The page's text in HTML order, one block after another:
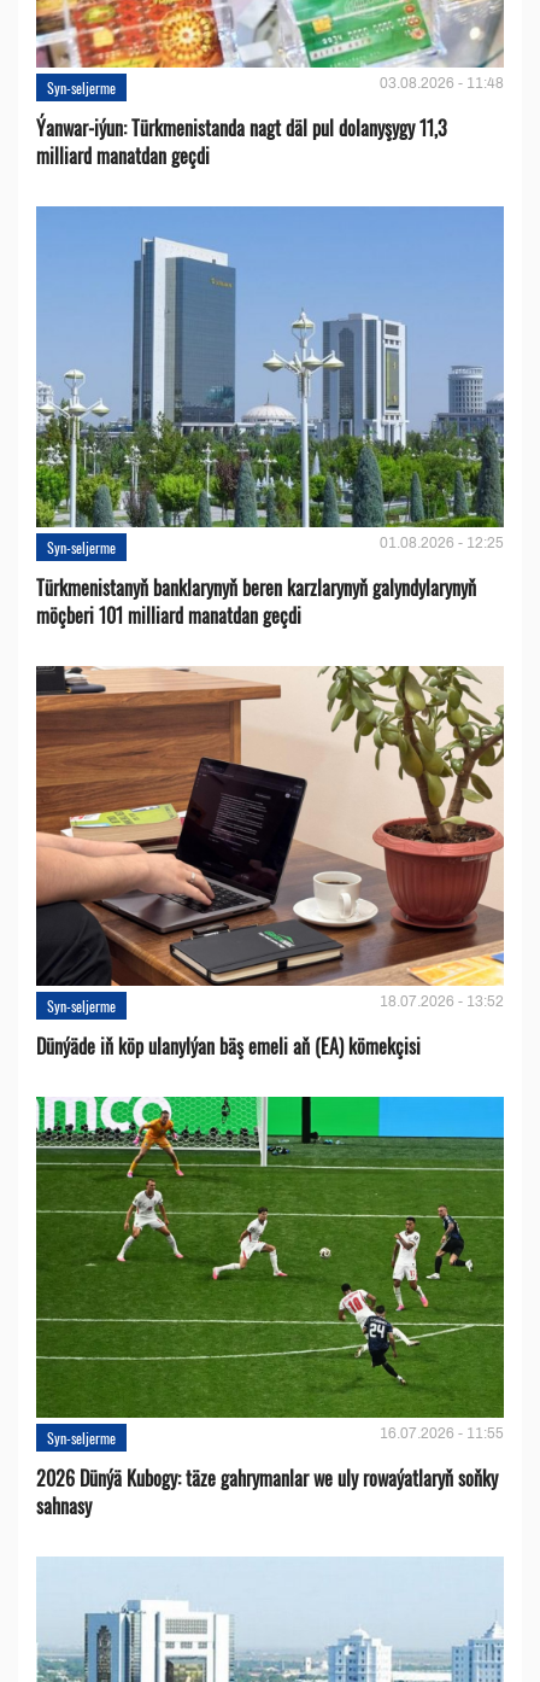
Syn-seljerme 03.08.2026 - 11:48
Ýanwar-iýun: Türkmenistanda nagt däl pul dolanyşygy 11,3
milliard manatdan geçdi
Syn-seljerme 01.08.2026 - 12:25
Türkmenistanyň banklarynyň beren karzlarynyň galyndylarynyň
möçberi 101 milliard manatdan geçdi
Syn-seljerme 18.07.2026 - 13:52
Dünýäde iň köp ulanylýan bäş emeli aň (EA) kömekçisi
Syn-seljerme 16.07.2026 - 11:55
2026 Dünýä Kubogy: täze gahrymanlar we uly rowaýatlaryň soňky
sahnasy